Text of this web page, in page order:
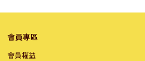
會員專區
會員權益